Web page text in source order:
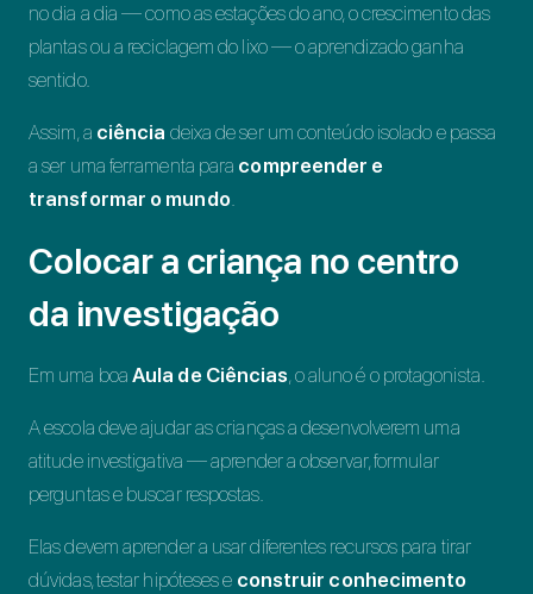
no dia a dia — como as estações do ano, o crescimento das
plantas ou a reciclagem do lixo — o aprendizado ganha
sentido.
Assim, a ciência deixa de ser um conteúdo isolado e passa
a ser uma ferramenta para compreender e
transformar o mundo.
Colocar a criança no centro
da investigação
Em uma boa Aula de Ciências, o aluno é o protagonista.
A escola deve ajudar as crianças a desenvolverem uma
atitude investigativa — aprender a observar, formular
perguntas e buscar respostas.
Elas devem aprender a usar diferentes recursos para tirar
dúvidas, testar hipóteses e construir conhecimento